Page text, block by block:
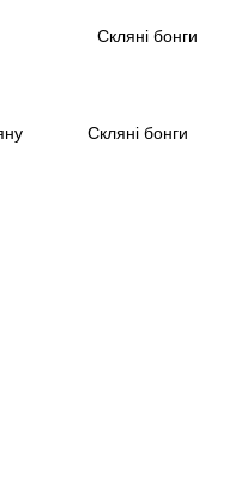
Скляні бонги